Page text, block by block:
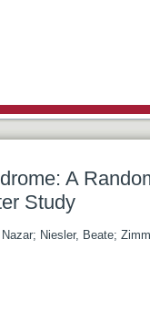
A
Study
; Niesler, Beate;